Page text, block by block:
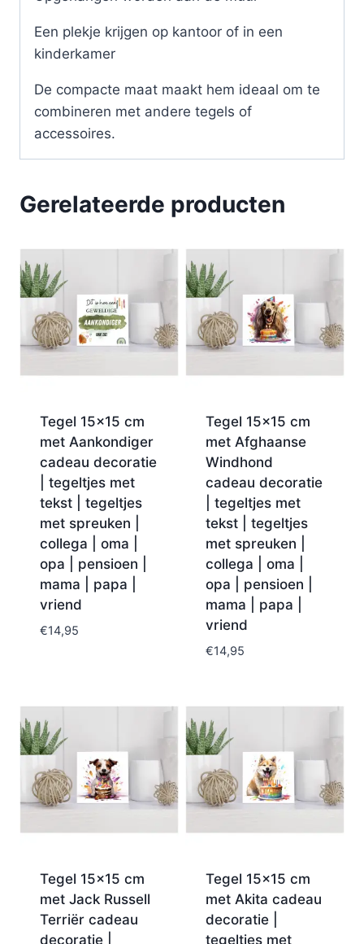
Een plekje krijgen op kantoor of in een
kinderkamer
De compacte maat maakt hem ideaal om te
combineren met andere tegels of
accessoires.
Gerelateerde producten
Tegel 15×15 cm
met Aankondiger
cadeau decoratie
| tegeltjes met
tekst | tegeltjes
met spreuken |
collega | oma |
opa | pensioen |
mama | papa |
vriend
€14,95
Tegel 15×15 cm
met Afghaanse
Windhond
cadeau decoratie
| tegeltjes met
tekst | tegeltjes
met spreuken |
collega | oma |
opa | pensioen |
mama | papa |
vriend
€14,95
Tegel 15×15 cm
met Jack Russell
Terriër cadeau
decoratie |
Tegel 15×15 cm
met Akita cadeau
decoratie |
tegeltjes met